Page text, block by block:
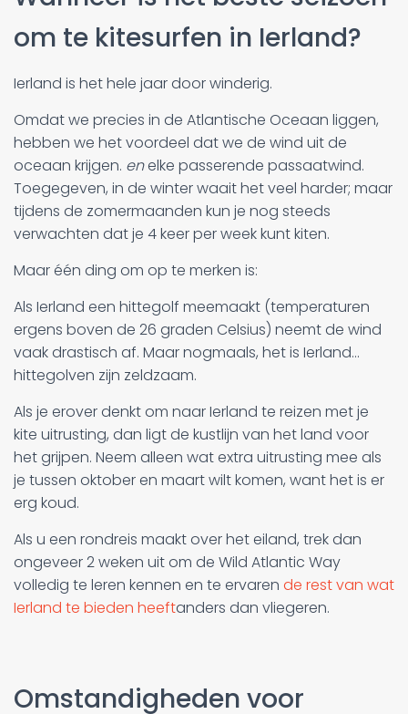
om te kitesurfen in Ierland?
Ierland is het hele jaar door winderig.
Omdat we precies in de Atlantische Oceaan liggen,
hebben we het voordeel dat we de wind uit de
oceaan krijgen. enelke passerende passaatwind.
Toegegeven, in de winter waait het veel harder; maar
tijdens de zomermaanden kun je nog steeds
verwachten dat je 4 keer per week kunt kiten.
Maar één ding om op te merken is:
Als Ierland een hittegolf meemaakt (temperaturen
ergens boven de 26 graden Celsius) neemt de wind
vaak drastisch af. Maar nogmaals, het is Ierland...
hittegolven zijn zeldzaam.
Als je erover denkt om naar Ierland te reizen met je
kite uitrusting, dan ligt de kustlijn van het land voor
het grijpen. Neem alleen wat extra uitrusting mee als
je tussen oktober en maart wilt komen, want het is er
erg koud.
Als u een rondreis maakt over het eiland, trek dan
ongeveer 2 weken uit om de Wild Atlantic Way
volledig te leren kennen en te ervaren de rest van wat
Ierland te bieden heeftanders dan vliegeren.
Omstandigheden voor